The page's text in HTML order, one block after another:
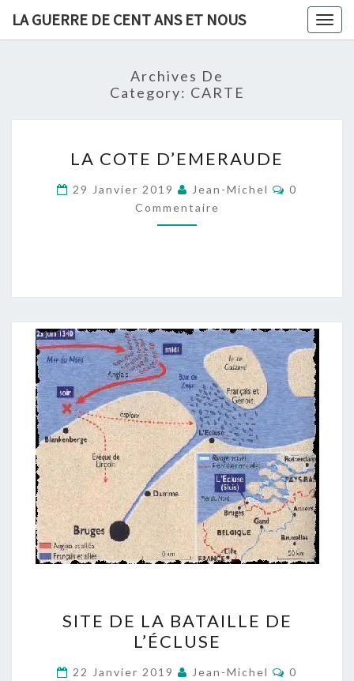
LA GUERRE DE CENT ANS ET NOUS
Archives De
Category: CARTE
COTE
D’EMERAUDE
LA COTE D’EMERAUDE
29 Janvier 2019 Jean-Michel
0
Commentaire
DE
LA
BATAILLE
SITE DE LA BATAILLE DE
L’ÉCLUSE
22 Janvier 2019 Jean-Michel
0